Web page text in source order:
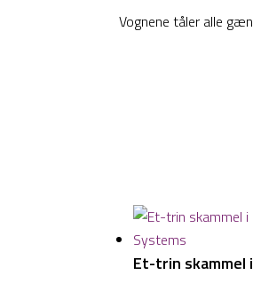
Vognene tåler alle
Et-trin